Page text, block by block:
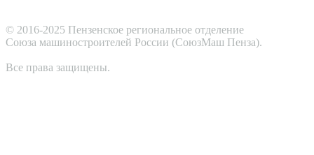
© 2016-2025 Пензенское региональное отделение
Cоюза машиностроителей России (СоюзМаш Пенза).
Все права защищены.